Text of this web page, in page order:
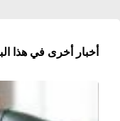
أخبار أخرى في هذا